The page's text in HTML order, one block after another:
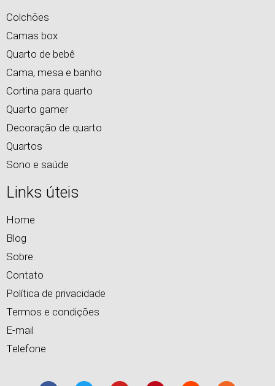
Colchões
Camas box
Quarto de bebê
Cama, mesa e banho
Cortina para quarto
Quarto gamer
Decoração de quarto
Quartos
Sono e saúde
Links úteis
Home
Blog
Sobre
Contato
Política de privacidade
Termos e condições
E-mail
Telefone